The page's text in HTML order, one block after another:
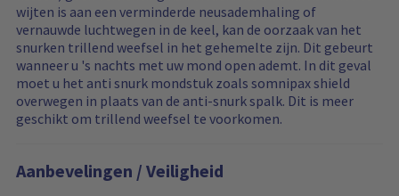
wijten is aan een verminderde neusademhaling of
vernauwde luchtwegen in de keel, kan de oorzaak van het
snurken trillend weefsel in het gehemelte zijn. Dit gebeurt
wanneer u 's nachts met uw mond open ademt. In dit geval
moet u het anti snurk mondstuk zoals somnipax shield
overwegen in plaats van de anti-snurk spalk. Dit is meer
geschikt om trillend weefsel te voorkomen.
Aanbevelingen / Veiligheid